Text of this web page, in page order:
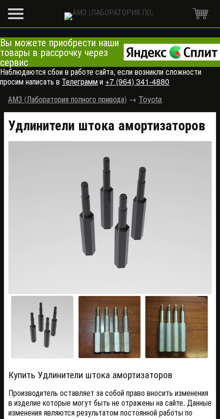
Вы можете приобрести наши
товары в рассрочку через
сервис
Наблюдаются сбои в работе сайта, если возникли сложности
просим написать в Телеграмми +7 (964) 341-4880
АМЗ (Лаборатория полного привода) → Toyota
Удлинители штока амортизаторов
Купить Удлинители штока амортизаторов
Производитель оставляет за собой право вносить изменения
в изделие которые могут быть не отражены на сайте. Данные
изменения являются результатом постоянной работы по